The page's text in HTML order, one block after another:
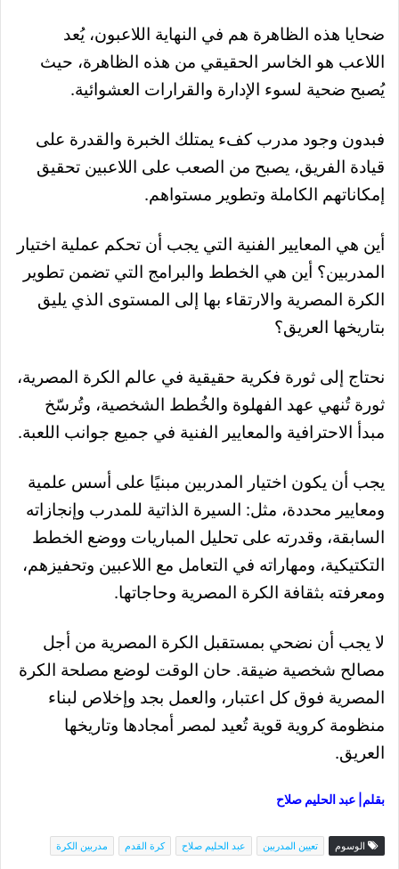
ضحايا هذه الظاهرة هم في النهاية اللاعبون، يُعد
اللاعب هو الخاسر الحقيقي من هذه الظاهرة، حيث
يُصبح ضحية لسوء الإدارة والقرارات العشوائية.
فبدون وجود مدرب كفء يمتلك الخبرة والقدرة على
قيادة الفريق، يصبح من الصعب على اللاعبين تحقيق
إمكاناتهم الكاملة وتطوير مستواهم.
أين هي المعايير الفنية التي يجب أن تحكم عملية اختيار
المدربين؟ أين هي الخطط والبرامج التي تضمن تطوير
الكرة المصرية والارتقاء بها إلى المستوى الذي يليق
بتاريخها العريق؟
نحتاج إلى ثورة فكرية حقيقية في عالم الكرة المصرية،
ثورة تُنهي عهد الفهلوة والخُطط الشخصية، وتُرسّخ
مبدأ الاحترافية والمعايير الفنية في جميع جوانب اللعبة.
يجب أن يكون اختيار المدربين مبنيًا على أسس علمية
ومعايير محددة، مثل: السيرة الذاتية للمدرب وإنجازاته
السابقة، وقدرته على تحليل المباريات ووضع الخطط
التكتيكية، ومهاراته في التعامل مع اللاعبين وتحفيزهم،
ومعرفته بثقافة الكرة المصرية وحاجاتها.
لا يجب أن نضحي بمستقبل الكرة المصرية من أجل
مصالح شخصية ضيقة. حان الوقت لوضع مصلحة الكرة
المصرية فوق كل اعتبار، والعمل بجد وإخلاص لبناء
منظومة كروية قوية تُعيد لمصر أمجادها وتاريخها
العريق.
بقلم| عبد الحليم صلاح
الوسوم تعيين المدربين عبد الحليم صلاح كرة القدم مدربين الكرة